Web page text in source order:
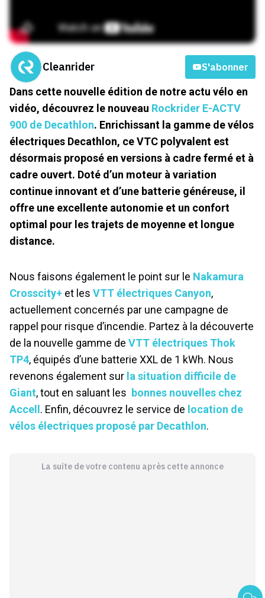
Cleanrider S'abonner
Dans cette nouvelle édition de notre actu vélo en
vidéo, découvrez le nouveau Rockrider E-ACTV
900 de Decathlon. Enrichissant la gamme de vélos
électriques Decathlon, ce VTC polyvalent est
désormais proposé en versions à cadre fermé et à
cadre ouvert. Doté d’un moteur à variation
continue innovant et d’une batterie généreuse, il
offre une excellente autonomie et un confort
optimal pour les trajets de moyenne et longue
distance.
Nous faisons également le point sur le Nakamura
Crosscity+ et les VTT électriques Canyon,
actuellement concernés par une campagne de
rappel pour risque d’incendie. Partez à la découverte
de la nouvelle gamme de VTT électriques Thok
TP4, équipés d’une batterie XXL de 1 kWh. Nous
revenons également sur la situation difficile de
Giant, tout en saluant les bonnes nouvelles chez
Accell . Enfin, découvrez le service de location de
vélos électriques proposé par Decathlon.
La suite de votre contenu après cette annonce